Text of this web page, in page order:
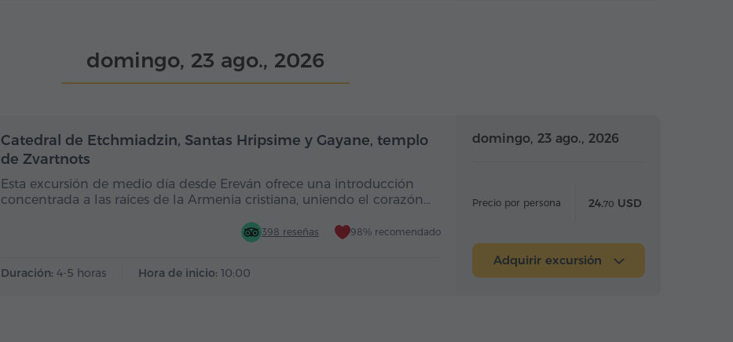
domingo, 23 ago., 2026
Medio día Medio día
Catedral de Etchmiadzin, Santas Hripsime y Gayane, templo
de Zvartnots
Esta excursión de medio día desde Ereván ofrece una introducción
concentrada a las raíces de la Armenia cristiana, uniendo el corazón…
398 reseñas 98% recomendado
Duración: 4-5 horas Hora de inicio: 10:00
domingo, 23 ago., 2026
Precio por persona 24.70 USD
Adquirir excursión